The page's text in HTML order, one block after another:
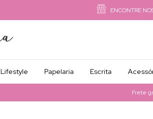
ENCONTRE
Lifestyle Papelaria Escrita
Frete grátis